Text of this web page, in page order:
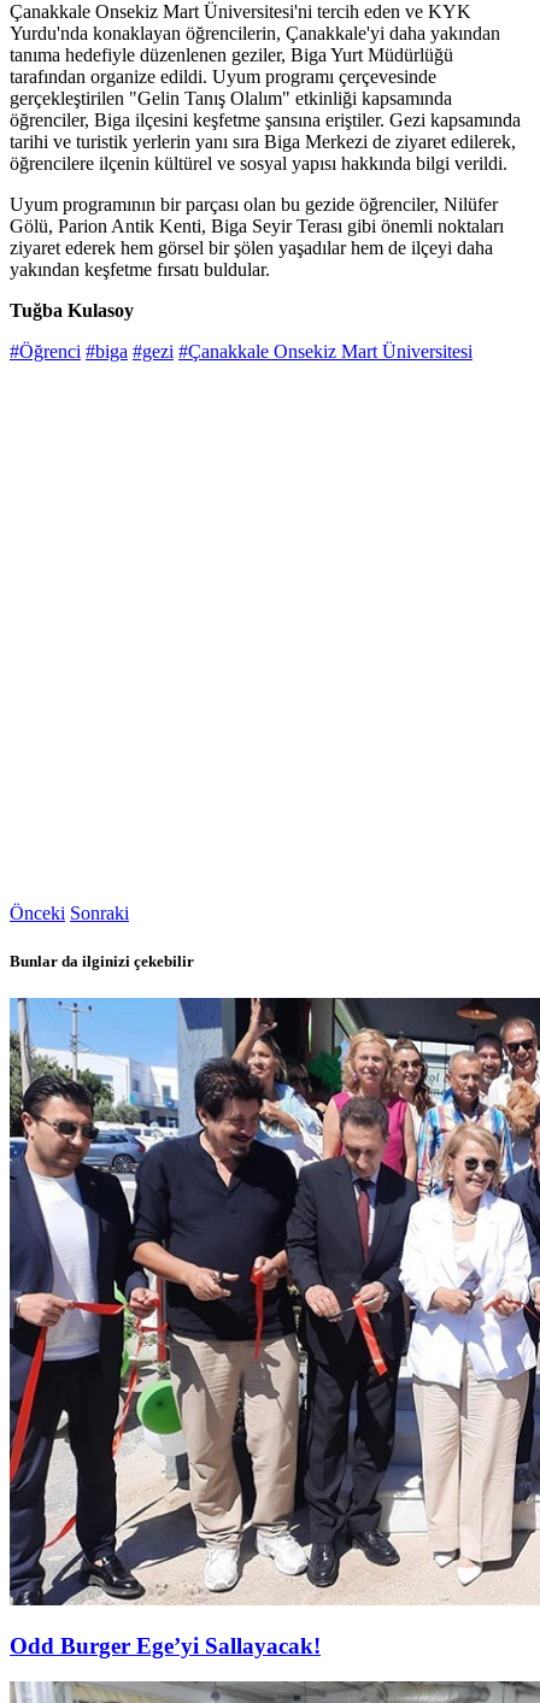
Çanakkale Onsekiz Mart Üniversitesi'ni tercih eden ve KYK
Yurdu'nda konaklayan öğrencilerin, Çanakkale'yi daha yakından
tanıma hedefiyle düzenlenen geziler, Biga Yurt Müdürlüğü
tarafından organize edildi. Uyum programı çerçevesinde
gerçekleştirilen "Gelin Tanış Olalım" etkinliği kapsamında
öğrenciler, Biga ilçesini keşfetme şansına eriştiler. Gezi kapsamında
tarihi ve turistik yerlerin yanı sıra Biga Merkezi de ziyaret edilerek,
öğrencilere ilçenin kültürel ve sosyal yapısı hakkında bilgi verildi.
Uyum programının bir parçası olan bu gezide öğrenciler, Nilüfer
Gölü, Parion Antik Kenti, Biga Seyir Terası gibi önemli noktaları
ziyaret ederek hem görsel bir şölen yaşadılar hem de ilçeyi daha
yakından keşfetme fırsatı buldular.
Tuğba Kulasoy
#Öğrenci #biga #gezi #Çanakkale Onsekiz Mart Üniversitesi
Önceki Sonraki
Bunlar da ilginizi çekebilir
Odd Burger Ege’yi Sallayacak!